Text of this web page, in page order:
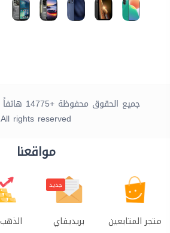
جميع الحقوق محفوظة +14775 هاتفاً © موبايلاوي 2026
All rights reserved